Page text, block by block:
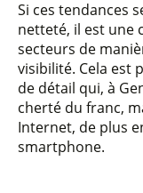
Si ces tendances
netteté, il est une
secteurs de
visibilité. Cela est
de détail qui, à
cherté du franc,
Internet, de plus
smartphone.